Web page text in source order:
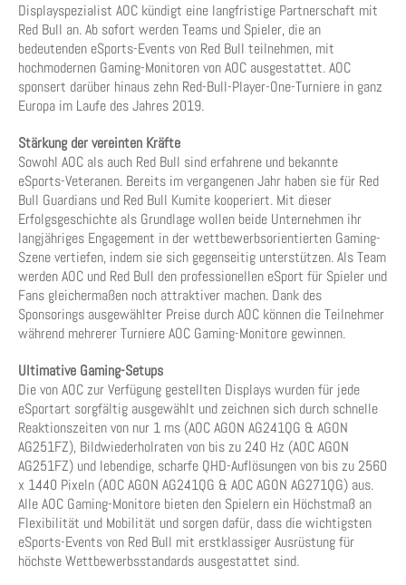
Displayspezialist AOC kündigt eine langfristige Partnerschaft mit
Red Bull an. Ab sofort werden Teams und Spieler, die an
bedeutenden eSports-Events von Red Bull teilnehmen, mit
hochmodernen Gaming-Monitoren von AOC ausgestattet. AOC
sponsert darüber hinaus zehn Red-Bull-Player-One-Turniere in ganz
Europa im Laufe des Jahres 2019.
Stärkung der vereinten Kräfte
Sowohl AOC als auch Red Bull sind erfahrene und bekannte
eSports-Veteranen. Bereits im vergangenen Jahr haben sie für Red
Bull Guardians und Red Bull Kumite kooperiert. Mit dieser
Erfolgsgeschichte als Grundlage wollen beide Unternehmen ihr
langjähriges Engagement in der wettbewerbsorientierten Gaming-
Szene vertiefen, indem sie sich gegenseitig unterstützen. Als Team
werden AOC und Red Bull den professionellen eSport für Spieler und
Fans gleichermaßen noch attraktiver machen. Dank des
Sponsorings ausgewählter Preise durch AOC können die Teilnehmer
während mehrerer Turniere AOC Gaming-Monitore gewinnen.
Ultimative Gaming-Setups
Die von AOC zur Verfügung gestellten Displays wurden für jede
eSportart sorgfältig ausgewählt und zeichnen sich durch schnelle
Reaktionszeiten von nur 1 ms (AOC AGON AG241QG & AGON
AG251FZ), Bildwiederholraten von bis zu 240 Hz (AOC AGON
AG251FZ) und lebendige, scharfe QHD-Auflösungen von bis zu 2560
x 1440 Pixeln (AOC AGON AG241QG & AOC AGON AG271QG) aus.
Alle AOC Gaming-Monitore bieten den Spielern ein Höchstmaß an
Flexibilität und Mobilität und sorgen dafür, dass die wichtigsten
eSports-Events von Red Bull mit erstklassiger Ausrüstung für
höchste Wettbewerbsstandards ausgestattet sind.